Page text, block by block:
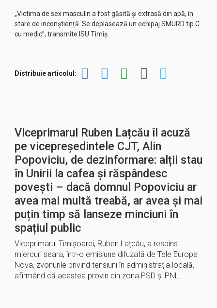
„Victima de sex masculin a fost găsită și extrasă din apă, în
stare de inconștiență. Se deplasează un echipaj SMURD tip C
cu medic”, transmite ISU Timiș.
Distribuie articolul:
Viceprimarul Ruben Lațcău îl acuză
pe vicepreședintele CJT, Alin
Popoviciu, de dezinformare: alții stau
în Unirii la cafea și răspândesc
povești – dacă domnul Popoviciu ar
avea mai multă treabă, ar avea și mai
puțin timp să lanseze minciuni în
spațiul public
Viceprimarul Timișoarei, Ruben Lațcău, a respins
miercuri seara, într-o emisiune difuzată de Tele Europa
Nova, zvonurile privind tensiuni în administrația locală,
afirmând că acestea provin din zona PSD și PNL….